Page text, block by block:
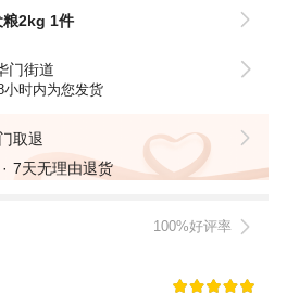
粮2kg 1件
门街道
小时内为您发货
取退
7天无理由退货
100%好评率